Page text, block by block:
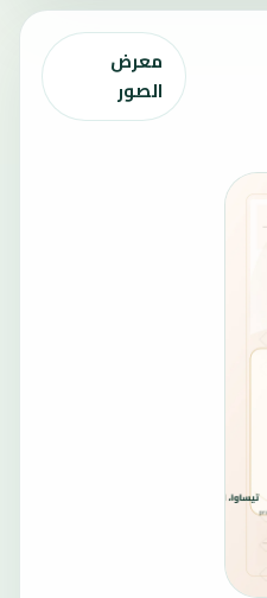
معرض
الصور